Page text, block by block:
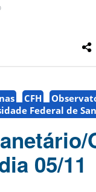
CFH
Federal de
05/11